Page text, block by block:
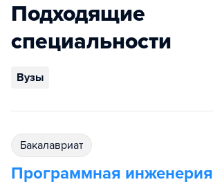
Подходящие
специальности
Вузы
бакалавриат
Программная инженерия